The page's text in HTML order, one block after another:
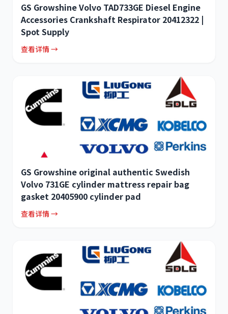
GS Growshine Volvo TAD733GE Diesel Engine
Accessories Crankshaft Respirator 20412322 |
Spot Supply
查看详情 →
GS Growshine original authentic Swedish
Volvo 731GE cylinder mattress repair bag
gasket 20405900 cylinder pad
查看详情 →